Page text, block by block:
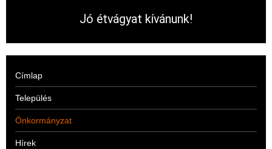
Jó étvágyat kívánunk!
Címlap
Település
Önkormányzat
Hírek